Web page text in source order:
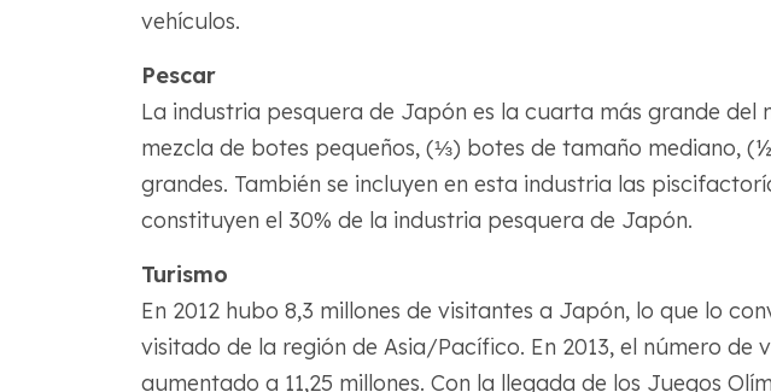
vehículos.
Pescar
La industria pesquera de Japón es la cuarta más grande del
mezcla de botes pequeños, (⅓) botes de tamaño mediano,
grandes. También se incluyen en esta industria las
constituyen el 30% de la industria pesquera de Japón.
Turismo
En 2012 hubo 8,3 millones de visitantes a Japón, lo que lo
visitado de la región de Asia/Pacífico. En 2013, el número de
aumentado a 11,25 millones. Con la llegada de los Juegos